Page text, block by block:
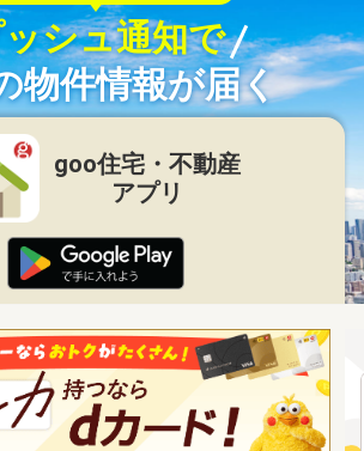
シュ通知で
物件情報が届く
goo住宅・不動産
アプリ